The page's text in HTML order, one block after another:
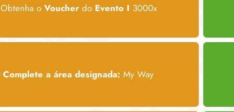
Obtenha o Voucherdo Evento I 3000x
Complete a área designada: My Way